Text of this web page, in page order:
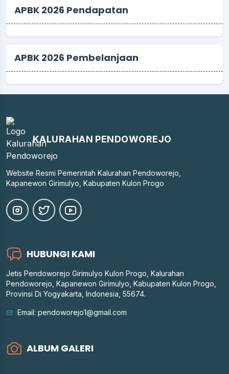
APBK 2026 Pendapatan
APBK 2026 Pembelanjaan
KALURAHAN PENDOWOREJO
Website Resmi Pemerintah Kalurahan Pendoworejo,
Kapanewon Girimulyo, Kabupaten Kulon Progo
HUBUNGI KAMI
Jetis Pendoworejo Girimulyo Kulon Progo, Kalurahan
Pendoworejo, Kapanewon Girimulyo, Kabupaten Kulon Progo,
Provinsi Di Yogyakarta, Indonesia, 55674.
Email: pendoworejo1@gmail.com
ALBUM GALERI